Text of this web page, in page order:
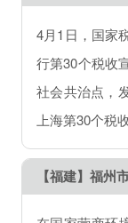
4月1日，国家
行第30个税收
社会共治点，
上海第30个税
【福建】福州